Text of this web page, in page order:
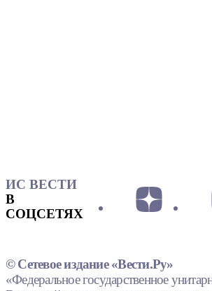
ИС ВЕСТИ
В
СОЦСЕТЯХ
© Сетевое издание «Вести.Ру»
«Федеральное государственное